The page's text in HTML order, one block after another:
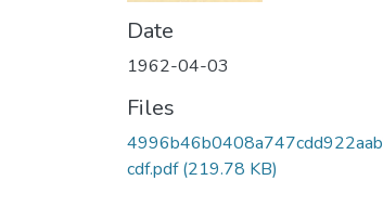
Date
1962-04-03
Files
cdf.pdf(219.78 KB)